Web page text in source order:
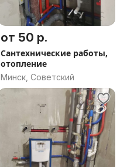
от 50 р.
Сантехнические работы,
отопление
Минск, Советский